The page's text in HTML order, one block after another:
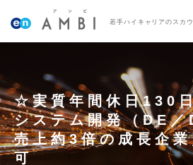
若手ハイキャリアのスカ
☆実質年間休日130
システム開発（DE
売上約3倍の成長企
可